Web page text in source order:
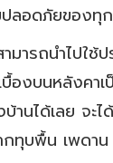
ลอดภัยของทุ
มารถนำไป
บนหลังคาเ
ได้เลย จะไ
บพื้น เพดาน